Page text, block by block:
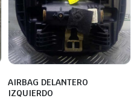
AIRBAG DELANTERO
IZQUIERDO